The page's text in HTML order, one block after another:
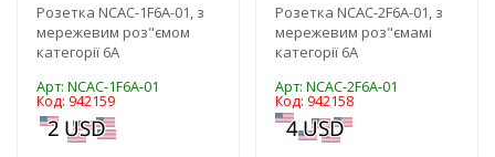
Розетка NCAC-1F6A-01, з
мережевим роз"ємом
категорії 6A
Арт: NCAC-1F6A-01
Код: 942159
Розетка NCAC-2F6A-01, з
мережевим роз"ємамі
категорії 6A
Арт: NCAC-2F6A-01
Код: 942158